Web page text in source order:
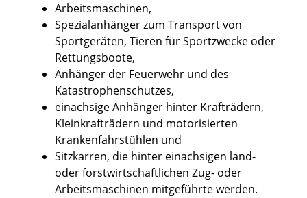
Arbeitsmaschinen,
Spezialanhänger zum Transport von
Sportgeräten, Tieren für Sportzwecke oder
Rettungsboote,
Anhänger der Feuerwehr und des
Katastrophenschutzes,
einachsige Anhänger hinter Krafträdern,
Kleinkrafträdern und motorisierten
Krankenfahrstühlen und
Sitzkarren, die hinter einachsigen land-
oder forstwirtschaftlichen Zug- oder
Arbeitsmaschinen mitgeführte werden.